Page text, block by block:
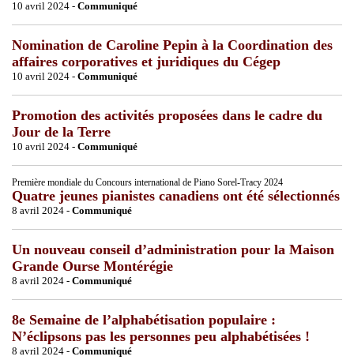
10 avril 2024 - Communiqué
Nomination de Caroline Pepin à la Coordination des
affaires corporatives et juridiques du Cégep
10 avril 2024 - Communiqué
Promotion des activités proposées dans le cadre du
Jour de la Terre
10 avril 2024 - Communiqué
Première mondiale du Concours international de Piano Sorel-Tracy 2024
Quatre jeunes pianistes canadiens ont été sélectionnés
8 avril 2024 - Communiqué
Un nouveau conseil d’administration pour la Maison
Grande Ourse Montérégie
8 avril 2024 - Communiqué
8e Semaine de l’alphabétisation populaire :
N’éclipsons pas les personnes peu alphabétisées !
8 avril 2024 - Communiqué